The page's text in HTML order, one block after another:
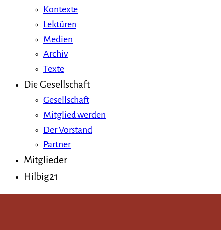
Kontexte
Lektüren
Medien
Archiv
Texte
Die Gesellschaft
Gesellschaft
Mitglied werden
Der Vorstand
Partner
Mitglieder
Hilbig21